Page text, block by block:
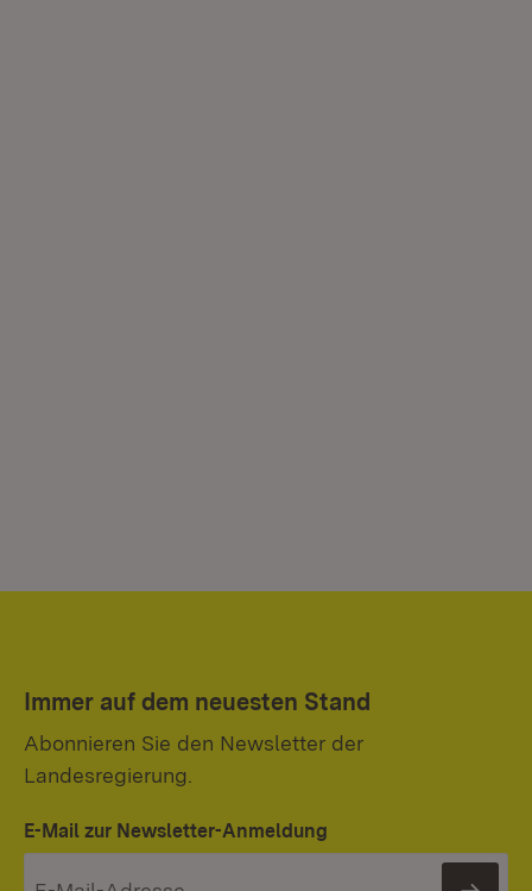
Immer auf dem neuesten Stand
Abonnieren Sie den Newsletter der
Landesregierung.
E-Mail zur Newsletter-Anmeldung